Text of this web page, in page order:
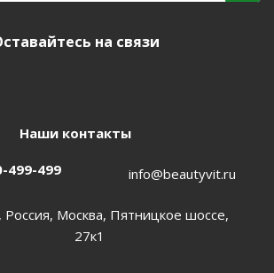
на связи
Наши контакты
499-499 info@beautyvit.ru
Россия, Москва, Пятницкое шоссе,
27к1